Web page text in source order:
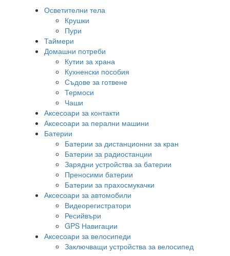
Осветителни тела
Крушки
Пури
Таймери
Домашни потреби
Кутии за храна
Кухненски пособия
Съдове за готвене
Термоси
Чаши
Аксесоари за контакти
Аксесоари за перални машини
Батерии
Батерии за дистанционни за кран
Батерии за радиостанции
Зарядни устройства за батерии
Преносими батерии
Батерии за прахосмукачки
Аксесоари за автомобили
Видеорегистратори
Ресийвъри
GPS Навигации
Аксесоари за велосипеди
Заключващи устройства за велосипед